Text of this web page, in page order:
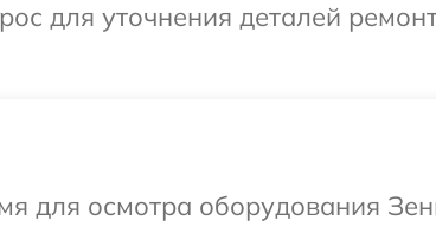
для уточнения деталей
для осмотра оборудования